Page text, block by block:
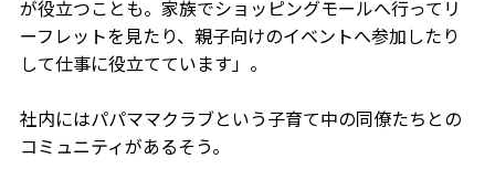
が役立つことも。家族でショッピングモールへ行ってリ
ーフレットを見たり、親子向けのイベントへ参加したり
して仕事に役立てています」。
社内にはパパママクラブという子育て中の同僚たちとの
コミュニティがあるそう。